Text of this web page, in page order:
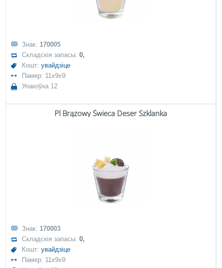
Знак: 170005
Складскія запасы:0,
Кошт:увайдзіце
Памер: 11x9x9
Упакоўка 12
Pl Brązowy Świeca Deser Szklanka
Знак: 170003
Складскія запасы:0,
Кошт:увайдзіце
Памер: 11x9x9